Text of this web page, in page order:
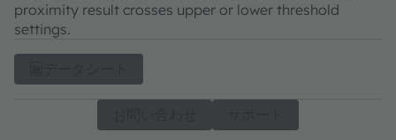
proximity result crosses upper or lower threshold
settings.